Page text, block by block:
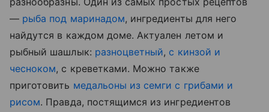
— рыба под маринадом, ингредиенты для него
найдутся в каждом доме. Актуален летом и
рыбный шашлык: разноцветный, с кинзой и
чесноком, с креветками. Можно также
приготовить медальоны из семги с грибами и
рисом. Правда, постящимся из ингредиентов